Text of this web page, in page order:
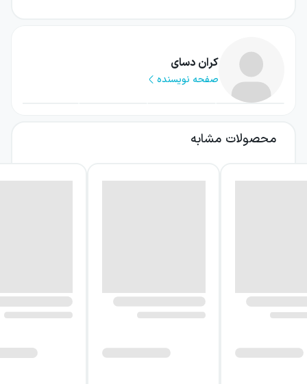
سکوت بگذراند؛ اما حضور نوه‌اش سای، که به‌تازگی
پدر و مادرش را از دست داده، آرامش این خانه را
دگرگون می‌کند. در سوی دیگر، بیجو، پسر آشپز
به رستوران دیگر می‌رود. این دو مسیر، در
تفاوت‌های اجتماعی، فرهنگی و تاریخی. قاضی
می‌کوشد از جهان پیرامونش فاصله بگیرد، اما
گذشته و نقشی که در شکل‌گیری زندگی‌اش داشته،
کران دسای
صفحه نویسنده
محصولات مشابه